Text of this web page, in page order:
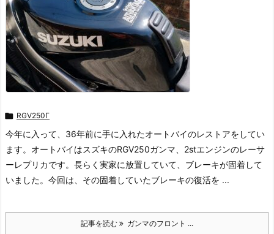
 RGV250Γ
今年に入って、36年前に手に入れたオートバイのレストアをしてい
ます。オートバイはスズキのRGV250ガンマ、2stエンジンのレーサ
ーレプリカです。長らく実家に放置していて、ブレーキが固着して
いました。今回は、その固着していたブレーキの復活を ...
記事を読む ガンマのフロント ...